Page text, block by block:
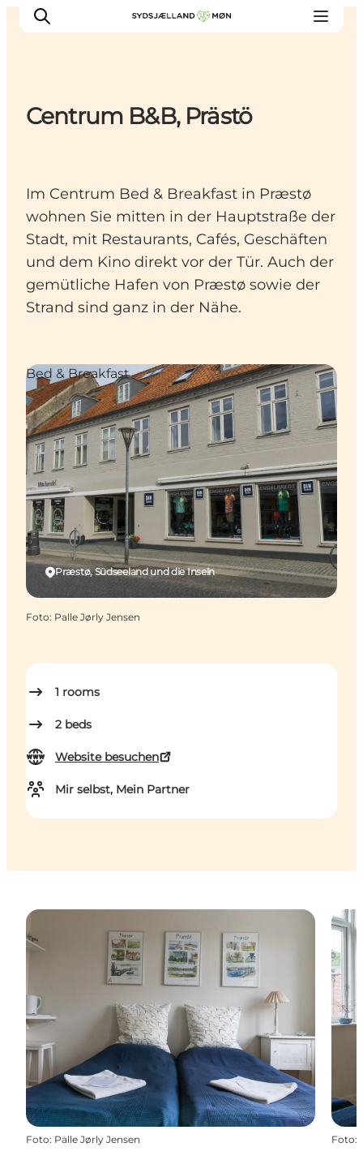
Events
Essen
Unterkunft
Reise planen
Centrum B&B, Prästö
Im Centrum Bed & Breakfast in Præstø
wohnen Sie mitten in der Hauptstraße der
Stadt, mit Restaurants, Cafés, Geschäften
und dem Kino direkt vor der Tür. Auch der
gemütliche Hafen von Præstø sowie der
Strand sind ganz in der Nähe.
1 rooms
2 beds
Website besuchen
Mir selbst, Mein Partner
Præstø, Südseeland und die Inseln
Bed & Breakfast
Foto: Palle Jørly Jensen
Foto: Palle Jørly Jensen Foto: